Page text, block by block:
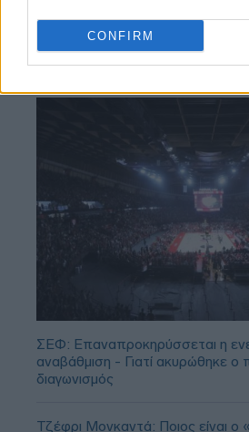
CONFIRM
ΣΕΦ: Επαναπροκηρύσσεται η
αναβάθμιση - Γιατί ακυρώθηκε ο
διαγωνισμός
Τζέφρι Μονκαντά: Ποιος είναι